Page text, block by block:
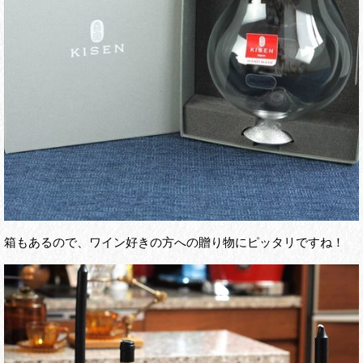
箱もあるので、ワイン好きの方への贈り物にピッタリですね！